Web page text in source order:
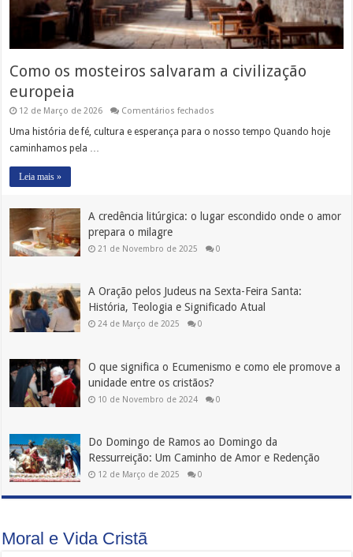
Como os mosteiros salvaram a civilização
europeia
12 de Março de 2026 Comentários fechados
os
Uma história de fé, cultura e esperança para o nosso tempo Quando hoje
caminhamos pela …
Leia mais »
A credência litúrgica: o lugar escondido onde o amor
prepara o milagre
21 de Novembro de 2025 0
A Oração pelos Judeus na Sexta-Feira Santa:
História, Teologia e Significado Atual
24 de Março de 2025 0
O que significa o Ecumenismo e como ele promove a
unidade entre os cristãos?
10 de Novembro de 2024 0
Do Domingo de Ramos ao Domingo da
Ressurreição: Um Caminho de Amor e Redenção
12 de Março de 2025 0
Moral e Vida Cristã